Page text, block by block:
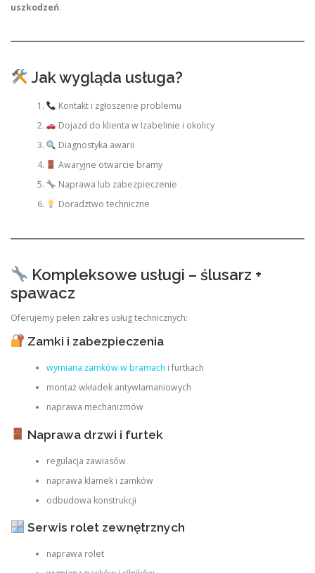
uszkodzeń.
Jak wygląda usługa?
Kontakt i zgłoszenie problemu
Dojazd do klienta w Izabelinie i okolicy
Diagnostyka awarii
Awaryjne otwarcie bramy
Naprawa lub zabezpieczenie
Doradztwo techniczne
Kompleksowe usługi – ślusarz +
spawacz
Oferujemy pełen zakres usług technicznych:
Zamki i zabezpieczenia
wymiana zamków w bramach i furtkach
montaż wkładek antywłamaniowych
naprawa mechanizmów
Naprawa drzwi i furtek
regulacja zawiasów
naprawa klamek i zamków
odbudowa konstrukcji
Serwis rolet zewnętrznych
naprawa rolet